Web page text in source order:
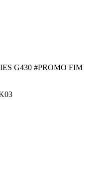
G430 #PROMO FIM